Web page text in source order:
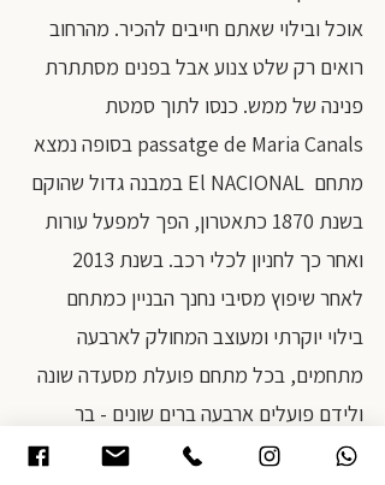
אוכל ובילוי שאתם חייבים להכיר. מהרחוב
רואים רק שלט צנוע אבל בפנים מסתתרת
פנינה של ממש. כנסו לתוך סמטת
passatge de Maria Canals בסופה נמצא
מתחם  El NACIONAL במבנה גדול שהוקם
בשנת 1870 כתאטרון, הפך למפעל עורות
לאחר שיפוץ מסיבי נחנך הבניין כמתחם
בילוי יוקרתי ומעוצב המחולק לארבעה
מתחמים, בכל מתחם פועלת מסעדה שונה
ולידם פועלים ארבעה ברים שונים - בר
צדפות, בר בירות, בר יין ובר קוקטיילים.